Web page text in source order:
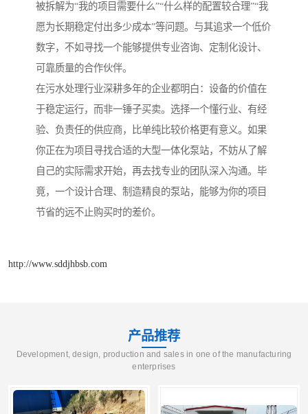
被拆解为“我的项目需要什么”“什么样的配置较合理”“我
愿为长期稳定付出多少成本”等问题。与其追求一个低价
数字，不如寻找一个能够提供专业咨询、定制化设计、
可靠质量的合作伙伴。
在污水处理行业深耕多年的企业都明白：设备的价值在
于稳定运行，而非一锤子买卖。选择一个懂行业、有经
验、负责任的供应商，比单纯比较价格更有意义。如果
你正在为项目寻找合适的大型一体化泵站，不妨从了解
自己的实际需求开始，再去找专业的团队深入沟通。毕
竟，一个设计合理、制造精良的泵站，能够为你的项目
节省的远不止购买时的差价。
http://www.sddjhbsb.com
产品推荐
Development, design, production and sales in one of the manufacturing
enterprises